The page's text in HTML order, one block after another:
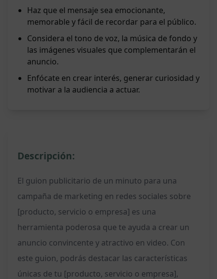
Haz que el mensaje sea emocionante,
memorable y fácil de recordar para el público.
Considera el tono de voz, la música de fondo y
las imágenes visuales que complementarán el
anuncio.
Enfócate en crear interés, generar curiosidad y
motivar a la audiencia a actuar.
Descripción:
El guion publicitario de un minuto para una
campaña de marketing en redes sociales sobre
[producto, servicio o empresa] es una
herramienta poderosa que te ayuda a crear un
anuncio convincente y atractivo en video. Con
este guion, podrás destacar las características
únicas de tu [producto, servicio o empresa],